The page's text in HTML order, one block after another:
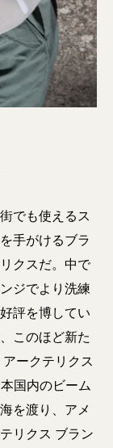
でも使えるス
手がけるブラ
クスだ。中で
ジでより洗練
評を博してい
このほど新た
ークテリクス
国内のビーム
を渡り、アメ
リクス ブラン